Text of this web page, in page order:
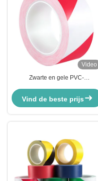
Video
Zwarte en gele PVC-
Oranje Gevaar Streep Lijn Lane
Veiligheidsvloer
Vind de beste prijs